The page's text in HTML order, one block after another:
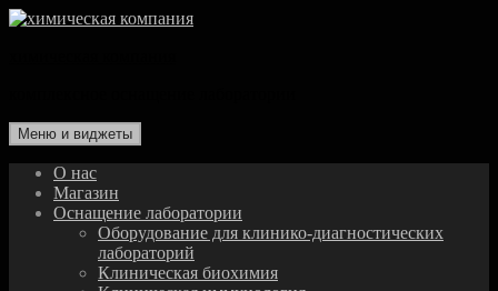
Перейти
Меню и виджеты
О нас
Магазин
Оснащение лаборатории
Оборудование для клинико-диагностических
лабораторий
Клиническая биохимия